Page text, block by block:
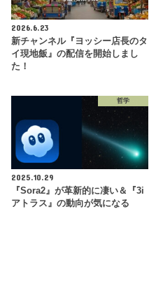
2026.6.23
新チャンネル『ヨッシー店長のタ
イ現地飯』の配信を開始しまし
た！
哲学
2025.10.29
『Sora2』が革新的に凄い＆『3i
アトラス』の動向が気になる